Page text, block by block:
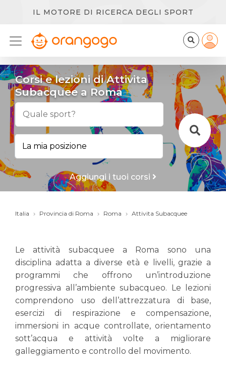
IL MOTORE DI RICERCA DEGLI SPORT
Corsi e lezioni di Attivita
Subacquee a Roma
Aggiungi i tuoi corsi
Italia Provincia di Roma Roma Attivita Subacquee
Le attività subacquee a Roma sono una
disciplina adatta a diverse età e livelli, grazie a
programmi che offrono un’introduzione
progressiva all’ambiente subacqueo. Le lezioni
comprendono uso dell’attrezzatura di base,
esercizi di respirazione e compensazione,
immersioni in acque controllate, orientamento
sott’acqua e attività volte a migliorare
galleggiamento e controllo del movimento.